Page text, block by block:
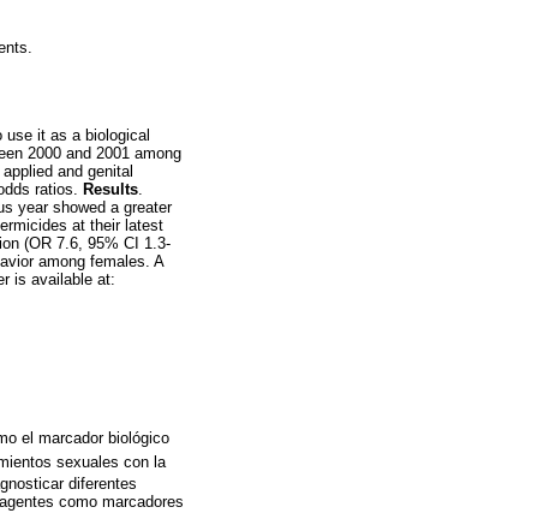
it as a biological
2000 and 2001 among
and genital
ratios.
Results
year showed a greater
at their latest
(OR 7.6, 95% CI 1.3-
among females. A
is available at:
el marcador biológico
sexuales con la
diferentes
como marcadores